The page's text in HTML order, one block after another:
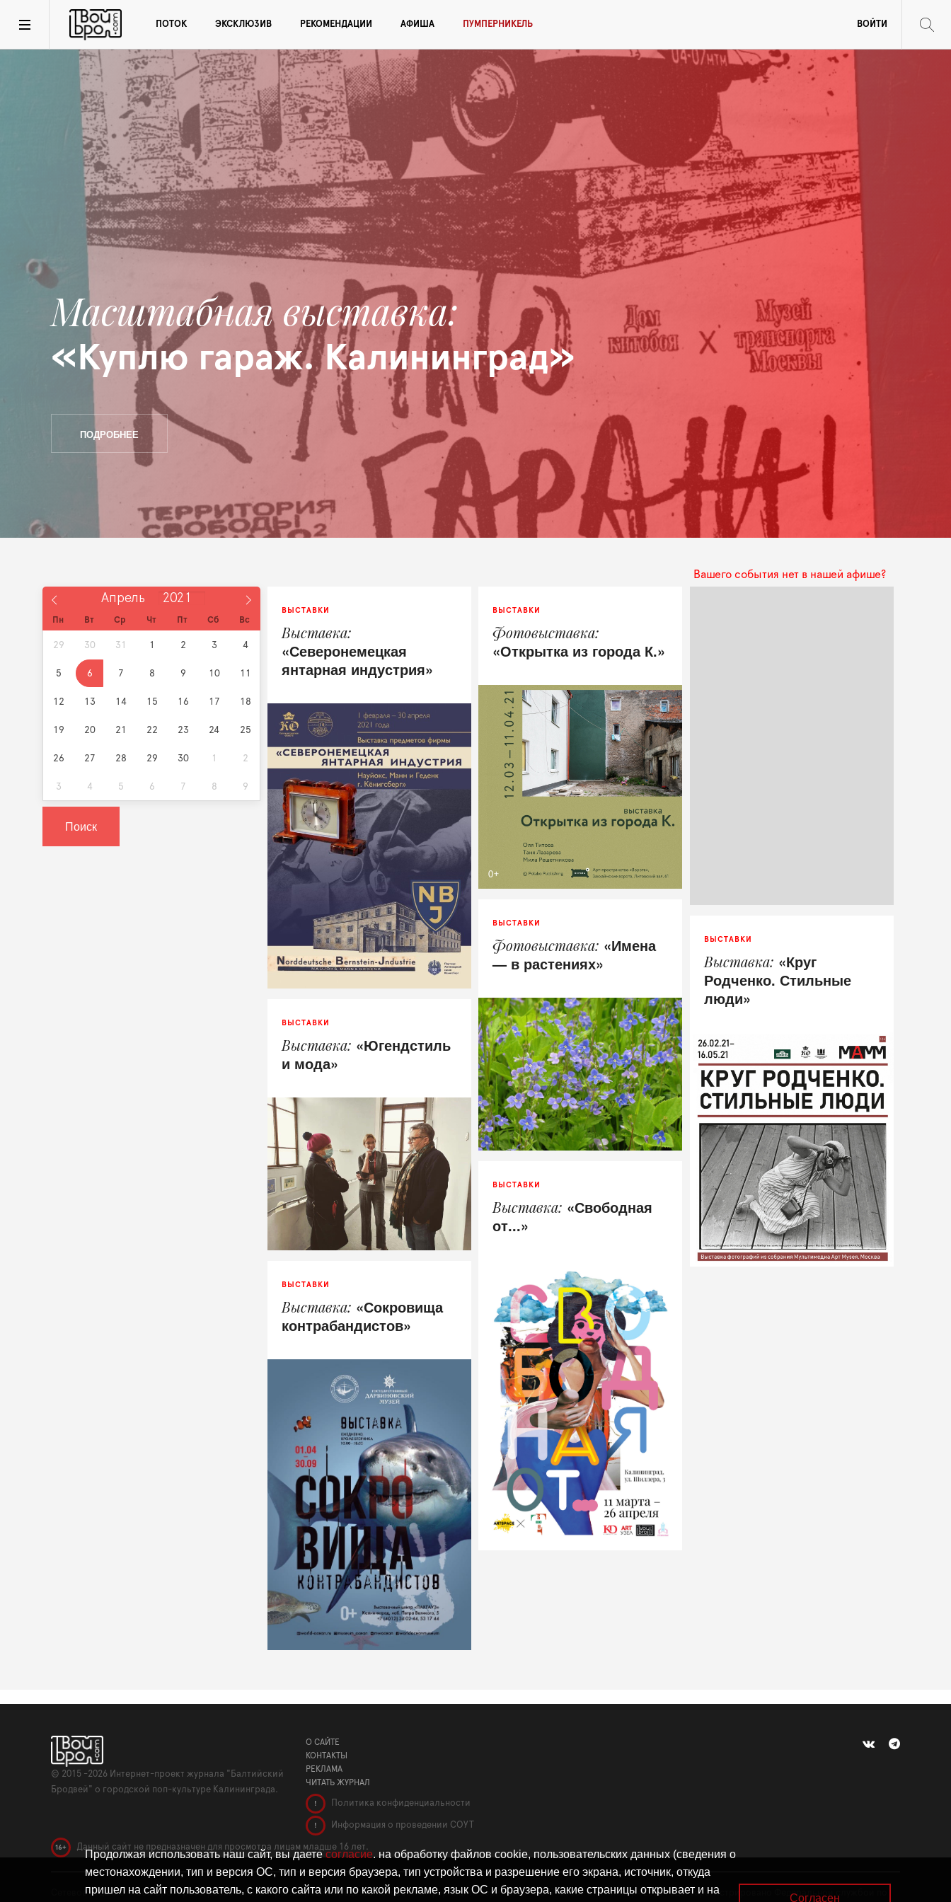
Продолжая использовать наш сайт, вы даетесогласие. на обработку файлов cookie, пользовательских данных (сведения о
местонахождении, тип и версия ОС, тип и версия браузера, тип устройства и разрешение его экрана, источник, откуда
пришел на сайт пользователь, с какого сайта или по какой рекламе, язык ОС и браузера, какие страницы открывает и на
Согласен
ПОТОК ЭКСКЛЮЗИВ РЕКОМЕНДАЦИИ АФИША ПУМПЕРНИКЕЛЬ ВОЙТИ
Масштабная выставка
«Куплю гараж. Калининград»
ПОДРОБНЕЕ
Вашего события нет в нашей афише?
Пн Вт Ср Чт Пт Сб Вс
29 30 31 1 2 3 4
5 6 7 8 9 10 11
12 13 14 15 16 17 18
19 20 21 22 23 24 25
26 27 28 29 30 1 2
3 4 5 6 7 8 9
Поиск
ВЫСТАВКИ
Выставка
«Северонемецкая
янтарная индустрия»
ВЫСТАВКИ
Фотовыставка
«Открытка из города К.»
ВЫСТАВКИ
Фотовыставка «Имена
— в растениях»
ВЫСТАВКИ
Выставка «Круг
Родченко. Стильные
люди»
ВЫСТАВКИ
Выставка «Югендстиль
и мода»
ВЫСТАВКИ
Выставка «Свободная
от...»
ВЫСТАВКИ
Выставка «Сокровища
контрабандистов»
© 2015 -2026 Интернет-проект журнала "Балтийский
Бродвей" о городской поп-культуре Калининграда.
О САЙТЕ
КОНТАКТЫ
РЕКЛАМА
ЧИТАТЬ ЖУРНАЛ
! Политика конфиденциальности
! Информация о проведении СОУТ
16+ Данный сайт не предназначен для просмотра лицам младше 16 лет.
Сетевое издание «Твой Бро», реестровая запись о регистрации средства массовой информации: серия Эл № ФС77-86309 от 17 ноября 2023 года, зарегистрировано Федеральной службой по